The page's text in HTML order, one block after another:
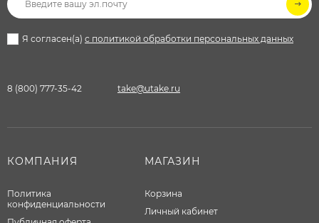
Я согласен(a) с политикой обработки персональных данных
8 (800) 777-35-42 take@utake.ru
КОМПАНИЯ
Политика
конфиденциальности
МАГАЗИН
Корзина
Личный кабинет